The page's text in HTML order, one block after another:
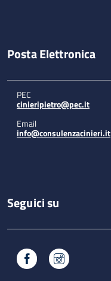
Posta Elettronica
PEC
cinieripietro@pec.it
Email
info@consulenzacinieri.it
Seguici su
Facebook